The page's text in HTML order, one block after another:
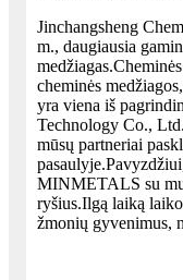
Jinchangsheng
m., daugiausia
cheminės
yra viena iš
Technology Co.,
mūsų partneriai
MINMETALS su
ryšius.Ilgą laiką
žmonių gyvenimus,